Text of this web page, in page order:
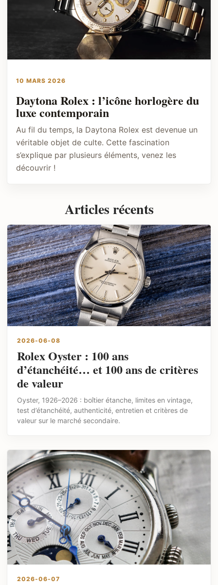
10 MARS 2026
Daytona Rolex : l’icône horlogère du
luxe contemporain
Au fil du temps, la Daytona Rolex est devenue un
véritable objet de culte. Cette fascination
s’explique par plusieurs éléments, venez les
découvrir !
Articles récents
2026-06-08
Rolex Oyster : 100 ans
d’étanchéité… et 100 ans de critères
de valeur
Oyster, 1926–2026 : boîtier étanche, limites en vintage,
test d’étanchéité, authenticité, entretien et critères de
valeur sur le marché secondaire.
2026-06-07